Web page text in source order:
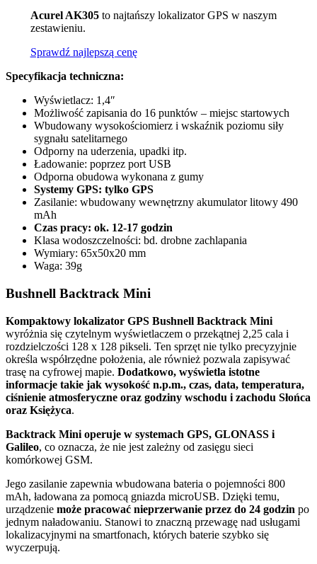
Acurel AK305to najtańszy lokalizator GPS w naszym
zestawieniu.
Sprawdź najlepszą cenę
Specyfikacja techniczna:
Wyświetlacz: 1,4″
Możliwość zapisania do 16 punktów – miejsc startowych
Wbudowany wysokościomierz i wskaźnik poziomu siły
sygnału satelitarnego
Odporny na uderzenia, upadki itp.
Ładowanie: poprzez port USB
Odporna obudowa wykonana z gumy
Systemy GPS: tylko GPS
Zasilanie: wbudowany wewnętrzny akumulator litowy 490
mAh
Czas pracy: ok. 12-17 godzin
Klasa wodoszczelności: bd. drobne zachlapania
Wymiary: 65x50x20 mm
Waga: 39g
Bushnell Backtrack Mini
Kompaktowy lokalizator GPS Bushnell Backtrack Mini
wyróżnia się czytelnym wyświetlaczem o przekątnej 2,25 cala i
rozdzielczości 128 x 128 pikseli. Ten sprzęt nie tylko precyzyjnie
określa współrzędne położenia, ale również pozwala zapisywać
trasę na cyfrowej mapie. Dodatkowo, wyświetla istotne
informacje takie jak wysokość n.p.m., czas, data, temperatura,
ciśnienie atmosferyczne oraz godziny wschodu i zachodu Słońca
oraz Księżyca.
Backtrack Mini operuje w systemach GPS, GLONASS i
Galileo, co oznacza, że nie jest zależny od zasięgu sieci
komórkowej GSM.
Jego zasilanie zapewnia wbudowana bateria o pojemności 800
mAh, ładowana za pomocą gniazda microUSB. Dzięki temu,
urządzenie może pracować nieprzerwanie przez do 24 godzin po
jednym naładowaniu. Stanowi to znaczną przewagę nad usługami
lokalizacyjnymi na smartfonach, których baterie szybko się
wyczerpują.